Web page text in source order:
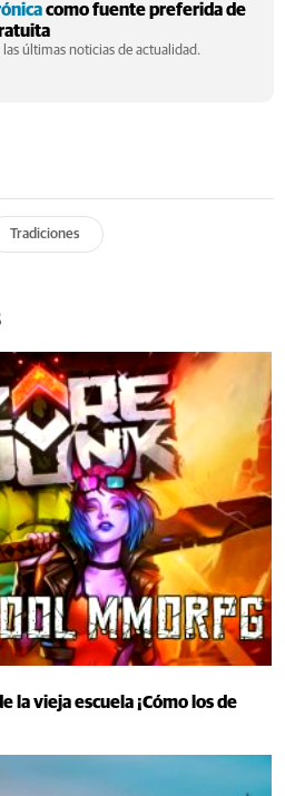
como fuente preferida de
últimas noticias de actualidad.
Tradiciones
la vieja escuela ¡Cómo los de